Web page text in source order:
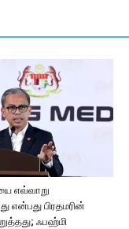
எவ்வாறு
என்பது பிரதமரின்
ஃபஹ்மி